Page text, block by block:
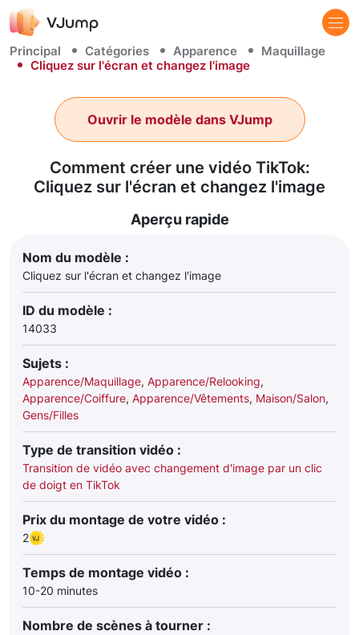
Principal Catégories Apparence
Maquillage
Cliquez sur l'écran et changez l'image
Comment créer une vidéo TikTok:
Cliquez sur l'écran et changez l'image
Ouvrir le modèle dans VJump
Aperçu rapide
Nom du modèle :
Cliquez sur l'écran et changez l'image
ID du modèle :
14033
Sujets :
Apparence/Maquillage, Apparence/Relooking,
Apparence/Coiffure, Apparence/Vêtements, Maison/Salon,
Gens/Filles
Type de transition vidéo :
Transition de vidéo avec changement d'image par un clic
de doigt en TikTok
Prix du montage de votre vidéo :
2
Temps de montage vidéo :
10-20 minutes
Nombre de scènes à tourner :